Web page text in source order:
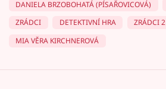
DANIELA BRZOBOHATÁ (PÍSAŘOVICOVÁ)
ZRÁDCI
DETEKTIVNÍ HRA
ZRÁDCI 2
MIA VĚRA KIRCHNEROVÁ